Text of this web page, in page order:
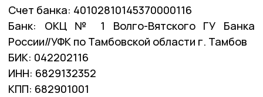
Счет банка: 40102810145370000116
Банк: ОКЦ № 1 Волго-Вятского ГУ Банка
России//УФК по Тамбовской области г. Тамбов
БИК: 042202116
ИНН: 6829132352
КПП: 682901001